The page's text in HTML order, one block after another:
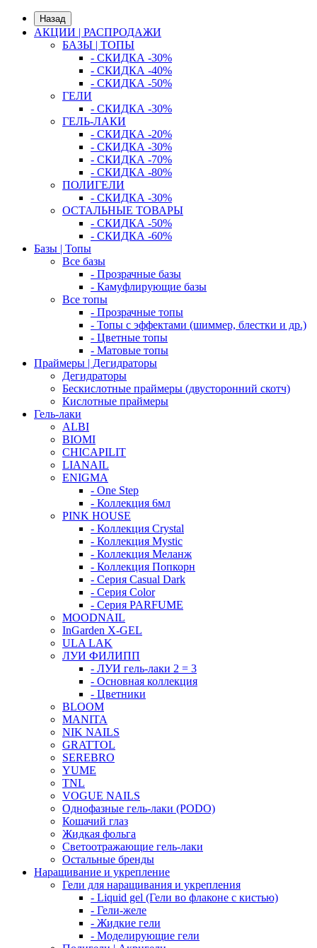
Назад
АКЦИИ | РАСПРОДАЖИ
БАЗЫ | ТОПЫ
- СКИДКА -30%
- СКИДКА -40%
- СКИДКА -50%
ГЕЛИ
- СКИДКА -30%
ГЕЛЬ-ЛАКИ
- СКИДКА -20%
- СКИДКА -30%
- СКИДКА -70%
- СКИДКА -80%
ПОЛИГЕЛИ
- СКИДКА -30%
ОСТАЛЬНЫЕ ТОВАРЫ
- СКИДКА -50%
- СКИДКА -60%
Базы | Топы
Все базы
- Прозрачные базы
- Камуфлирующие базы
Все топы
- Прозрачные топы
- Топы с эффектами (шиммер, блестки и др.)
- Цветные топы
- Матовые топы
Праймеры | Дегидраторы
Дегидраторы
Бескислотные праймеры (двусторонний скотч)
Кислотные праймеры
Гель-лаки
ALBI
BIOMI
CHICAPILIT
LIANAIL
ENIGMA
- One Step
- Коллекция 6мл
PINK HOUSE
- Коллекция Crystal
- Коллекция Mystic
- Коллекция Меланж
- Коллекция Попкорн
- Серия Casual Dark
- Серия Color
- Серия PARFUME
MOODNAIL
InGarden X-GEL
ULA LAK
ЛУИ ФИЛИПП
- ЛУИ гель-лаки 2 = 3
- Основная коллекция
- Цветники
BLOOM
MANITA
NIK NAILS
GRATTOL
SEREBRO
YUME
TNL
VOGUE NAILS
Однофазные гель-лаки (PODO)
Кошачий глаз
Жидкая фольга
Светоотражающие гель-лаки
Остальные бренды
Наращивание и укрепление
Гели для наращивания и укрепления
- Liquid gel (Гели во флаконе с кистью)
- Гели-желе
- Жидкие гели
- Моделирующие гели